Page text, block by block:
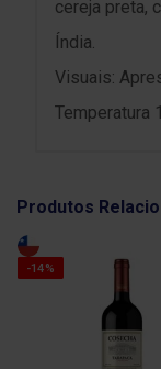
cereja preta,
Índia.
Visuais:
Temperatura
Produtos
-14%